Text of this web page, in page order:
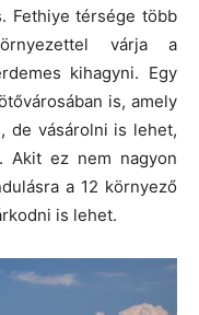
Fethiye térsége több
várja a
kihagyni. Egy
is, amely
de vásárolni is lehet,
Akit ez nem nagyon
a 12 környező
is lehet.